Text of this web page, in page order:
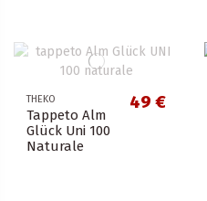
THEKO
Tappeto Alm
Glück Uni 100
Naturale
49 €